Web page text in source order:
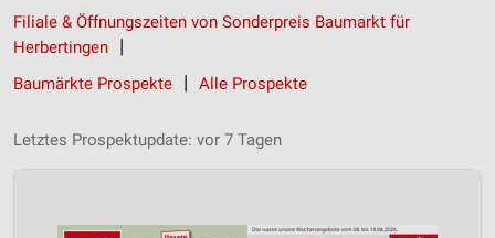
Filiale & Öffnungszeiten von Sonderpreis Baumarkt für
Herbertingen
Baumärkte Prospekte
Alle Prospekte
Letztes Prospektupdate: vor 7 Tagen